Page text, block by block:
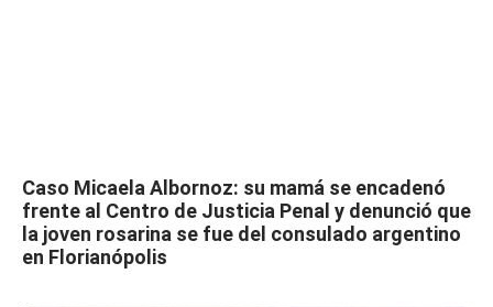
Caso Micaela Albornoz: su mamá se encadenó
frente al Centro de Justicia Penal y denunció que
la joven rosarina se fue del consulado argentino
en Florianópolis